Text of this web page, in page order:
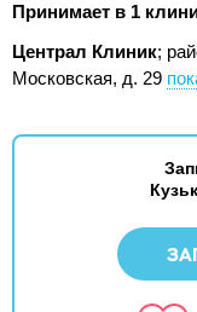
Принимает в 1
Централ Клиник;
Московская, д. 29